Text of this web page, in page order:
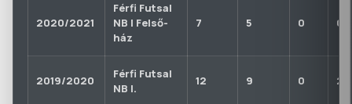
2020/2021
Férfi Futsal
NB I Felső-
ház
7 5 0 0
2019/2020
Férfi Futsal
NB I.
12 9 0 2